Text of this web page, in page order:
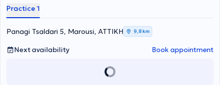
Practice 1
Panagi Tsaldari 5, Marousi, ΑΤΤΙΚΗ 9,8 km
Next availability Book appointment